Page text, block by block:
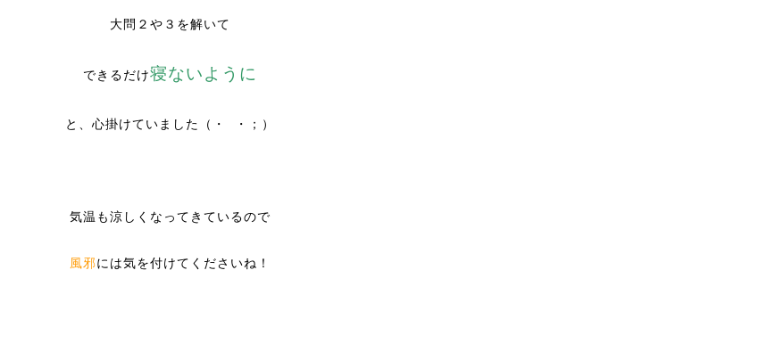
大問２や３を解いて
できるだけ寝ないように
と、心掛けていました（・ ・；）
気温も涼しくなってきているので
風邪には気を付けてくださいね！